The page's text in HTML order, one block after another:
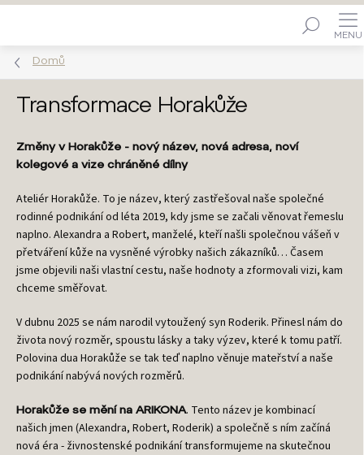
Přejít
Hledat
Domů
Transformace Horakůže
Změny v Horakůže - nový název, nová adresa, noví
kolegové a vize chráněné dílny
Ateliér Horakůže. To je název, který zastřešoval naše společné
rodinné podnikání od léta 2019, kdy jsme se začali věnovat řemeslu
naplno. Alexandra a Robert, manželé, kteří našli společnou vášeň v
přetváření kůže na vysněné výrobky našich zákazníků… Časem
jsme objevili naši vlastní cestu, naše hodnoty a zformovali vizi, kam
chceme směřovat.
V dubnu 2025 se nám narodil vytoužený syn Roderik. Přinesl nám do
života nový rozměr, spoustu lásky a taky výzev, které k tomu patří.
Polovina dua Horakůže se tak teď naplno věnuje mateřství a naše
podnikání nabývá nových rozměrů.
Horakůže se mění na ARIKONA. Tento název je kombinací
našich jmen (Alexandra, Robert, Roderik) a společně s ním začíná
nová éra - živnostenské podnikání transformujeme na skutečnou